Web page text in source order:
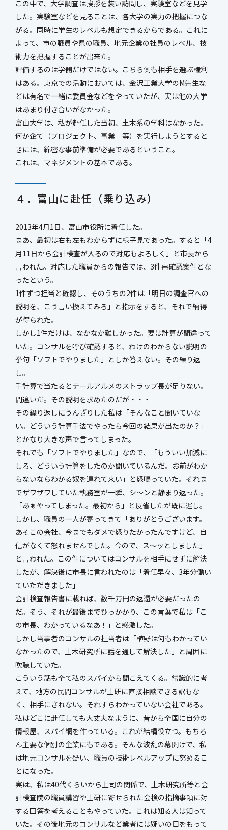
この中で、大学調査は挨拶を装い訪問し、実験室などを見学
した。実験室などを見ることは、各大学の実力の把握につな
がる。同時に学生のレベルも想定できるからである。これに
よって、市の職員や県の職員、地元企業の社員のレベル、技
術力を把握することが出来た。
評価するのは学側だけではない。こちら側も相手を選ぶ権利
はある。東京での活動においては、金沢工業大学のM先生な
どは有名で一緒に委員会などをやっていたが、実は他の大学
はあまり付き合いがなかった。
富山大学は、私が赴任した当初、土木系の学科はなかった。
何か企て（プロジェクト、事業 等）を実行しようとすると
きには、綿密な事前準備が必要であるということ。
これは、マネジメントの基本である。
４．富山に赴任（乗り込み）
2013年4月1日、富山市役所に着任した。
まあ、最初は右も左もわからずに様子見であった。すると「4
月11日から会計検査が入るので対応もよろしく」と市長から
言われた。対応した職員からの報告では、3件再確認案件とな
ったという。
1件ずつ担当と確認し、そのうちの2件は「明日の調査官への
説明を、こう言い換えてみろ」と指示をすると、それで納得
が得られた。
しかし1件だけは、なかなか難しかった。要は計算が間違って
いた。コンサルを呼び確認すると、わけのわからない説明の
挙句「ソフトでやりました」としか答えない。その繰り返
し。
手計算で当たるとテールアルメのストラップ長が足りない。
間違いだ。その説明を求めたのだが・・・
その繰り返しにうんざりした私は「そんなこと聞いていな
い。どういう計算手法でやったら今回の結果が出たのか？」
とかなり大きな声で言ってしまった。
それでも「ソフトでやりました」なので、「もういい加減に
しろ、どういう計算をしたのか聞いているんだ。お前がわか
らないならわかる奴を連れて来い」と怒鳴っていた。それま
でザワザワしていた執務室が一瞬、シ～ンと静まり返った。
「あぁやってしまった。最初から」と反省したが既に遅し。
しかし、職員の一人が寄ってきて「ありがとうございます。
あそこの会社、今までもダメで怒りたかったんですけど、自
信がなくて怒れませんでした。今ので、ス～ッとしました」
と言われた。この件についてはコンサルを相手にせずに解決
したが、解決後に市長に言われたのは「着任早々、3年分働い
ていただきました」
会計検査報告書に載れば、数千万円の返還が必要だったの
だ。そう、それが最後までひっかかり、この言葉で私は「こ
の市長、わかっているなあ！」と感激した。
しかし当事者のコンサルの担当者は「植野は何もわかってい
なかったので、土木研究所に話を通して解決した」と周囲に
吹聴していた。
こういう話も全て私のスパイから聞こえてくる。常識的に考
えて、地方の民間コンサルが土研に直接相談できる訳もな
く、相手にされない。それすらわかっていない会社である。
私はどこに赴任しても大丈夫なように、昔から全国に自分の
情報屋、スパイ網を作っている。これが結構役立つ。もちろ
ん主要な個別の企業にもである。そんな波乱の幕開けで、私
は地元コンサルを疑い、職員の技術レベルアップに努めるこ
とになった。
実は、私は40代くらいから上司の関係で、土木研究所等と会
計検査院の職員講習や土研に寄せられた会検の指摘事項に対
する回答を考えることもやっていた。これは知る人は知って
いた。その後地元のコンサルなど業者には疑いの目をもって